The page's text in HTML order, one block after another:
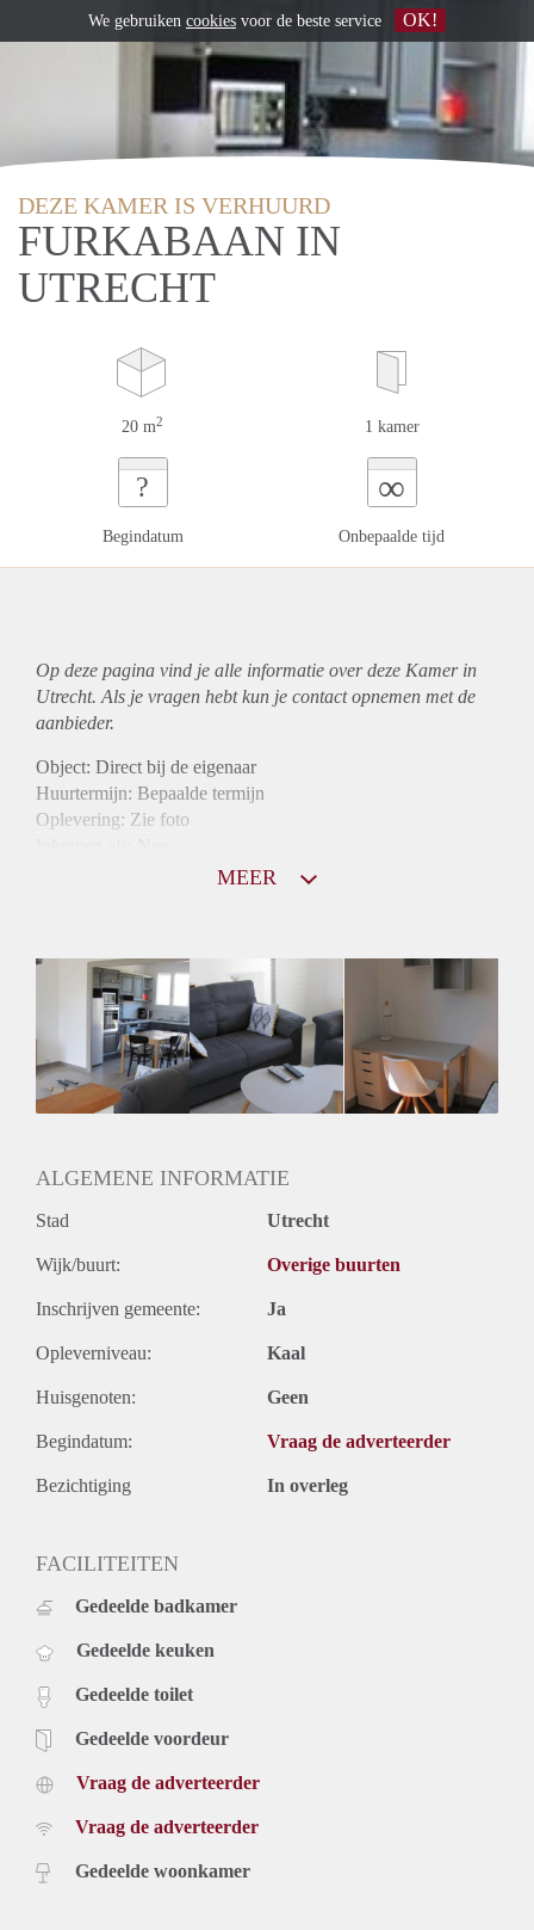
DEZE KAMER IS VERHUURD
FURKABAAN IN
UTRECHT
20 m2 1 kamer
?
Begindatum
∞
Onbepaalde tijd
Op deze pagina vind je alle informatie over deze Kamer in
Utrecht. Als je vragen hebt kun je contact opnemen met de
aanbieder.
Object: Direct bij de eigenaar
Huurtermijn: Bepaalde termijn
Oplevering: Zie foto
Gedeelde Douche: Ja
Gedeelde woonkamer: Ja
Huisgenoten: Ja
Geslacht huisgenoten: Gemengd
MEER
ALGEMENE INFORMATIE
Stad Utrecht
Wijk/buurt: Overige buurten
Inschrijven gemeente: Ja
Opleverniveau: Kaal
Huisgenoten: Geen
Begindatum: Vraag de adverteerder
Bezichtiging In overleg
FACILITEITEN
Gedeelde badkamer
Gedeelde keuken
Gedeelde toilet
Gedeelde voordeur
Vraag de adverteerder
Vraag de adverteerder
Gedeelde woonkamer
We gebruiken cookies voor de beste service OK!